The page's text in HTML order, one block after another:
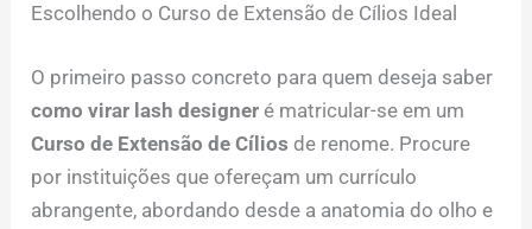
Escolhendo o Curso de Extensão de Cílios Ideal
O primeiro passo concreto para quem deseja saber
como virar lash designer é matricular-se em um
Curso de Extensão de Cílios de renome. Procure
por instituições que ofereçam um currículo
abrangente, abordando desde a anatomia do olho e